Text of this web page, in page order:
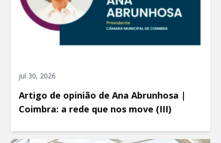
jul 30, 2026
Artigo de opinião de Ana Abrunhosa |
Coimbra: a rede que nos move (III)